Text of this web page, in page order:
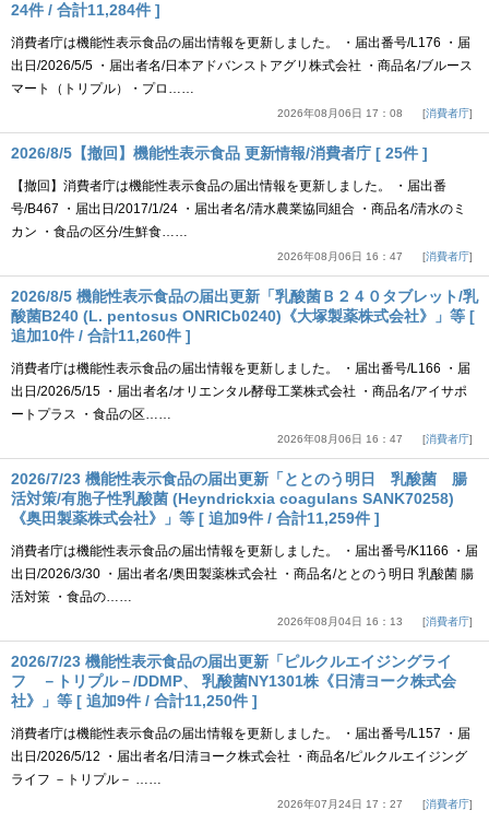
24件 / 合計11,284件 ]
消費者庁は機能性表示食品の届出情報を更新しました。 ・届出番号/L176 ・届
出日/2026/5/5 ・届出者名/日本アドバンストアグリ株式会社 ・商品名/ブルース
マート（トリプル）・プロ……
2026年08月06日 17：08 消費者庁
2026/8/5【撤回】機能性表示食品 更新情報/消費者庁 [ 25件 ]
【撤回】消費者庁は機能性表示食品の届出情報を更新しました。 ・届出番
号/B467 ・届出日/2017/1/24 ・届出者名/清水農業協同組合 ・商品名/清水のミ
カン ・食品の区分/生鮮食……
2026年08月06日 16：47 消費者庁
2026/8/5 機能性表示食品の届出更新「乳酸菌Ｂ２４０タブレット/乳
酸菌B240 (L. pentosus ONRICb0240)《大塚製薬株式会社》」等 [
追加10件 / 合計11,260件 ]
消費者庁は機能性表示食品の届出情報を更新しました。 ・届出番号/L166 ・届
出日/2026/5/15 ・届出者名/オリエンタル酵母工業株式会社 ・商品名/アイサポ
ートプラス ・食品の区……
2026年08月06日 16：47 消費者庁
2026/7/23 機能性表示食品の届出更新「ととのう明日 乳酸菌 腸
活対策/有胞子性乳酸菌 (Heyndrickxia coagulans SANK70258)
《奥田製薬株式会社》」等 [ 追加9件 / 合計11,259件 ]
消費者庁は機能性表示食品の届出情報を更新しました。 ・届出番号/K1166 ・届
出日/2026/3/30 ・届出者名/奥田製薬株式会社 ・商品名/ととのう明日 乳酸菌 腸
活対策 ・食品の……
2026年08月04日 16：13 消費者庁
2026/7/23 機能性表示食品の届出更新「ピルクルエイジングライ
フ －トリプル－/DDMP、 乳酸菌NY1301株《日清ヨーク株式会
社》」等 [ 追加9件 / 合計11,250件 ]
消費者庁は機能性表示食品の届出情報を更新しました。 ・届出番号/L157 ・届
出日/2026/5/12 ・届出者名/日清ヨーク株式会社 ・商品名/ピルクルエイジング
ライフ －トリプル－ ……
2026年07月24日 17：27 消費者庁